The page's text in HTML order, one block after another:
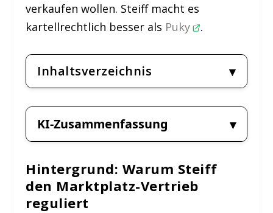
verkaufen wollen. Steiff macht es
kartellrechtlich besser als Puky .
Inhaltsverzeichnis
KI-Zusammenfassung
Hintergrund: Warum Steiff
den Marktplatz-Vertrieb
reguliert